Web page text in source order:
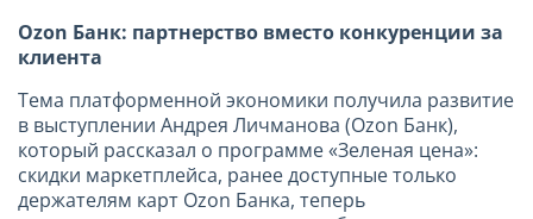
Ozon Банк: партнерство вместо конкуренции за
клиента
Тема платформенной экономики получила развитие
в выступлении Андрея Личманова (Ozon Банк),
который рассказал о программе «Зеленая цена»:
скидки маркетплейса, ранее доступные только
держателям карт Ozon Банка, теперь